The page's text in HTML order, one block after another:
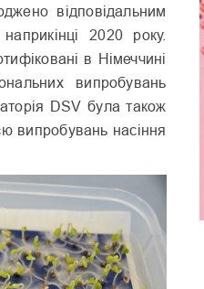
відповідальним
2020 року.
в Німеччині
випробувань
DSV була також
випробувань насіння